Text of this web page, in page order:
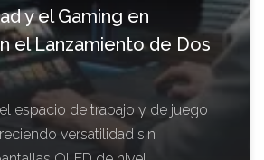
y el Gaming en
el Lanzamiento de Dos
espacio de trabajo y de juego
versatilidad sin